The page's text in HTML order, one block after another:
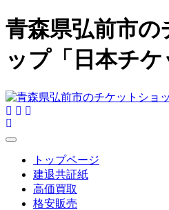
青森県弘前市の
ップ「日本チケ
トップページ
建退共証紙
高価買取
格安販売